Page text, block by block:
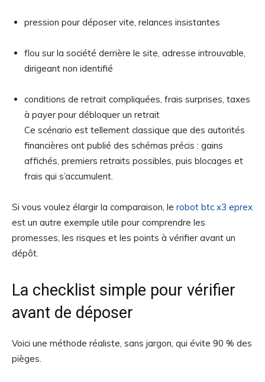
pression pour déposer vite, relances insistantes
flou sur la société derrière le site, adresse introuvable,
dirigeant non identifié
conditions de retrait compliquées, frais surprises, taxes
à payer pour débloquer un retrait
Ce scénario est tellement classique que des autorités
financières ont publié des schémas précis : gains
affichés, premiers retraits possibles, puis blocages et
frais qui s’accumulent.
Si vous voulez élargir la comparaison, le robot btc x3 eprex
est un autre exemple utile pour comprendre les
promesses, les risques et les points à vérifier avant un
dépôt.
La checklist simple pour vérifier
avant de déposer
Voici une méthode réaliste, sans jargon, qui évite 90 % des
pièges.